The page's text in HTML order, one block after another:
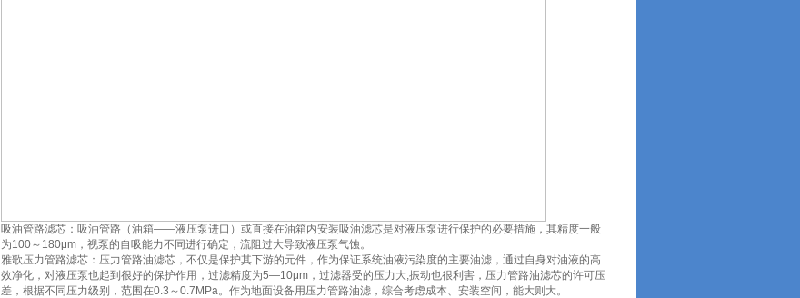
吸油管路滤芯：吸油管路（油箱——液压泵进口）或直接在油箱内安装吸油滤芯是对液压泵进行保护的必要措施，其精度一般
为100～180μm，视泵的自吸能力不同进行确定，流阻过大导致液压泵气蚀。
雅歌压力管路滤芯：压力管路油滤芯，不仅是保护其下游的元件，作为保证系统油液污染度的主要油滤，通过自身对油液的高
效净化，对液压泵也起到很好的保护作用，过滤精度为5—10μm，过滤器受的压力大,振动也很利害，压力管路油滤芯的许可压
差，根据不同压力级别，范围在0.3～0.7MPa。作为地面设备用压力管路油滤，综合考虑成本、安装空间，能大则大。